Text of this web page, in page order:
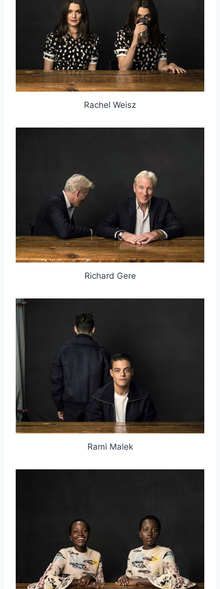
Rachel Weisz
Richard Gere
Rami Malek